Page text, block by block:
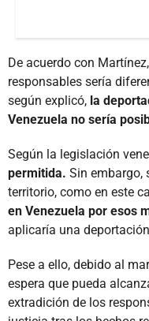
De acuerdo con
responsables sería
según explicó, la
Venezuela no sería
Según la legislación
permitida. Sin embargo,
territorio, como en este
en Venezuela por esos
aplicaría una
Pese a ello, debido al
espera que pueda
extradición de los